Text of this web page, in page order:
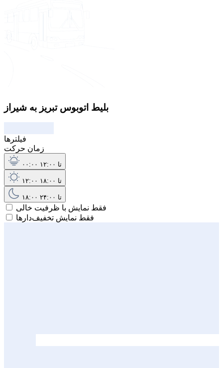
بلیط اتوبوس تبریز به شیراز
فیلترها
زمان حرکت
۰۰:۰۰ تا ۱۲:۰۰
۱۲:۰۰ تا ۱۸:۰۰
۱۸:۰۰ تا ۲۴:۰۰
فقط نمایش با ظرفیت خالی
فقط نمایش تخفیف‌دارها